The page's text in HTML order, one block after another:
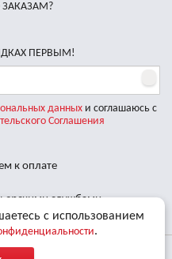
ПЕРВЫМ!
данныхи соглашаюсь с
Соглашения
к оплате
службами
с использованием
.